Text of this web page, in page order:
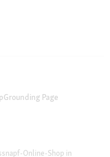
Grounding Page
Online-Shop in